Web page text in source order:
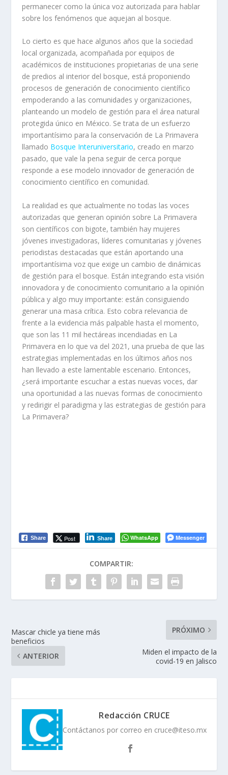
permanecer como la única voz autorizada para hablar
sobre los fenómenos que aquejan al bosque.
Lo cierto es que hace algunos años que la sociedad
local organizada, acompañada por equipos de
académicos de instituciones propietarias de una serie
de predios al interior del bosque, está proponiendo
procesos de generación de conocimiento científico
empoderando a las comunidades y organizaciones,
planteando un modelo de gestión para el área natural
protegida único en México. Se trata de un esfuerzo
importantísimo para la conservación de La Primavera
llamado Bosque Interuniversitario, creado en marzo
pasado, que vale la pena seguir de cerca porque
responde a ese modelo innovador de generación de
conocimiento científico en comunidad.
La realidad es que actualmente no todas las voces
autorizadas que generan opinión sobre La Primavera
son científicos con bigote, también hay mujeres
jóvenes investigadoras, líderes comunitarias y jóvenes
periodistas destacadas que están aportando una
importantísima voz que exige un cambio de dinámicas
de gestión para el bosque. Están integrando esta visión
innovadora y de conocimiento comunitario a la opinión
pública y algo muy importante: están consiguiendo
generar una masa crítica. Esto cobra relevancia de
frente a la evidencia más palpable hasta el momento,
que son las 11 mil hectáreas incendiadas en La
Primavera en lo que va del 2021, una prueba de que las
estrategias implementadas en los últimos años nos
han llevado a este lamentable escenario. Entonces,
¿será importante escuchar a estas nuevas voces, dar
una oportunidad a las nuevas formas de conocimiento
y redirigir el paradigma y las estrategias de gestión para
La Primavera?
Share Post Share WhatsApp Messenger
COMPARTIR:
Mascar chicle ya tiene más
beneficios
ANTERIOR
PRÓXIMO
Miden el impacto de la
covid-19 en Jalisco
Redacción CRUCE
Contáctanos por correo en cruce@iteso.mx